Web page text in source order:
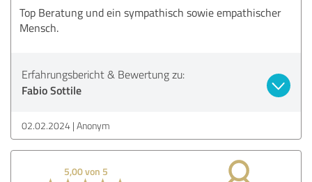
Top Beratung und ein sympathisch sowie empathischer
Mensch.
Erfahrungsbericht & Bewertung zu:
Fabio Sottile
02.02.2024 Anonym
5,00 von 5